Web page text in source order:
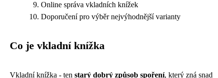
Online správa vkladních knížek
Doporučení pro výběr nejvýhodnější varianty
Co je vkladní knížka
Vkladní knížka - ten starý dobrý způsob spoření, který zná snad